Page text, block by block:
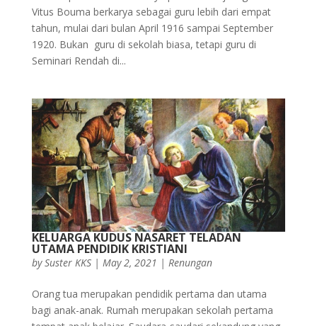
Vitus Bouma berkarya sebagai guru lebih dari empat
tahun, mulai dari bulan April 1916 sampai September
1920. Bukan guru di sekolah biasa, tetapi guru di
Seminari Rendah di...
KELUARGA KUDUS NASARET TELADAN
UTAMA PENDIDIK KRISTIANI
bySuster KKS| May 2, 2021 | Renungan
Orang tua merupakan pendidik pertama dan utama
bagi anak-anak. Rumah merupakan sekolah pertama